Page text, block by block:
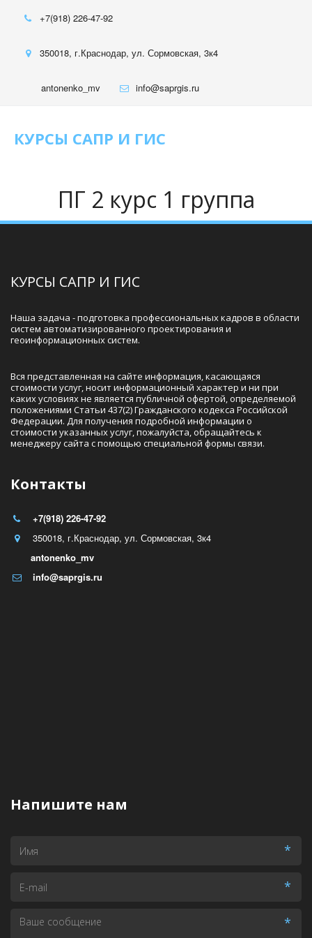
+7(918) 226-47-92
350018, г.Краснодар, ул. Сормовская, 3к4
antonenko_mv info@saprgis.ru
КУРСЫ САПР И ГИС
ПГ 2 курс 1 группа
КУРСЫ САПР И ГИС
Наша задача - подготовка профессиональных кадров в области
систем автоматизированного проектирования и
геоинформационных систем.
Вся представленная на сайте информация, касающаяся
стоимости услуг, носит информационный характер и ни при
каких условиях не является публичной офертой, определяемой
положениями Статьи 437(2) Гражданского кодекса Российской
Федерации. Для получения подробной информации о
стоимости указанных услуг, пожалуйста, обращайтесь к
менеджеру сайта с помощью специальной формы связи.
Контакты
+7(918) 226-47-92
350018, г.Краснодар, ул. Сормовская, 3к4
antonenko_mv
info@saprgis.ru
Напишите нам
*
*
*